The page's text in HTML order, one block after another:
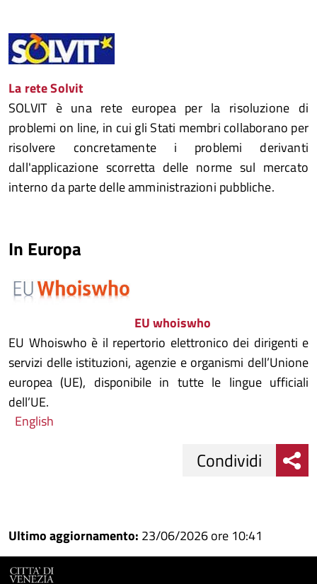
La rete Solvit
SOLVIT è una rete europea per la risoluzione di
problemi on line, in cui gli Stati membri collaborano per
risolvere concretamente i problemi derivanti
dall'applicazione scorretta delle norme sul mercato
interno da parte delle amministrazioni pubbliche.
In Europa
EU whoiswho
EU Whoiswho è il repertorio elettronico dei dirigenti e
servizi delle istituzioni, agenzie e organismi dell’Unione
europea (UE), disponibile in tutte le lingue ufficiali
dell’UE.
English
su
Facebook
Condividi
su
Condividi
Condividi
Ultimo aggiornamento: 23/06/2026 ore 10:41